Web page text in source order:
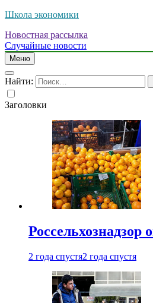
Школа экономики
Новостная рассылка
Случайные новости
Меню
Найти:
Заголовки
2 года спустя2 года спустя